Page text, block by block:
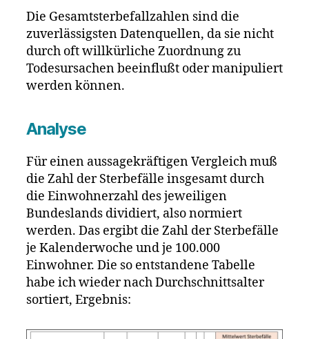
Die Gesamtsterbefallzahlen sind die
zuverlässigsten Datenquellen, da sie nicht
durch oft willkürliche Zuordnung zu
Todesursachen beeinflußt oder manipuliert
werden können.
Analyse
Für einen aussagekräftigen Vergleich muß
die Zahl der Sterbefälle insgesamt durch
die Einwohnerzahl des jeweiligen
Bundeslands dividiert, also normiert
werden. Das ergibt die Zahl der Sterbefälle
je Kalenderwoche und je 100.000
Einwohner. Die so entstandene Tabelle
habe ich wieder nach Durchschnittsalter
sortiert, Ergebnis: